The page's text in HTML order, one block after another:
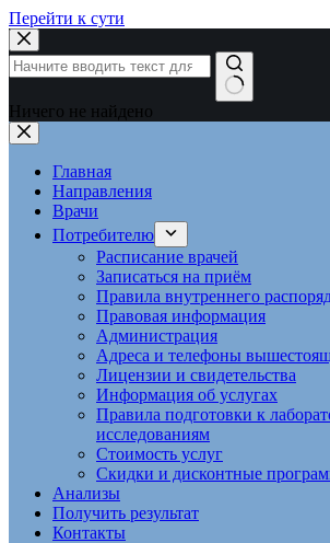
Перейти к сути
Ничего не найдено
Главная
Направления
Врачи
Потребителю
Расписание врачей
Записаться на приём
Правила внутреннего
Правовая информация
Администрация
Адреса и телефоны
Лицензии и свидетельства
Информация об услугах
Правила подготовки к
исследованиям
Стоимость услуг
Скидки и дисконтные
Анализы
Получить результат
Контакты